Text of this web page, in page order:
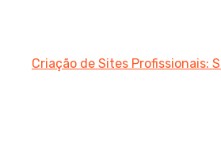
Criação de Sites Profissionais: